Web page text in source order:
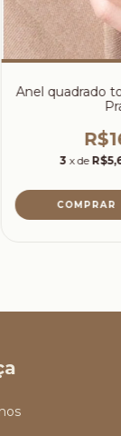
Anel quadrado
3 x de
COMPRAR